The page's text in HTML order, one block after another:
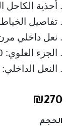
. أحذية الكاحل
. تفاصيل
. النعل الداخلي: 80٪ بوليستر ، 20٪ بولي يوريثان
₪270
الحجم